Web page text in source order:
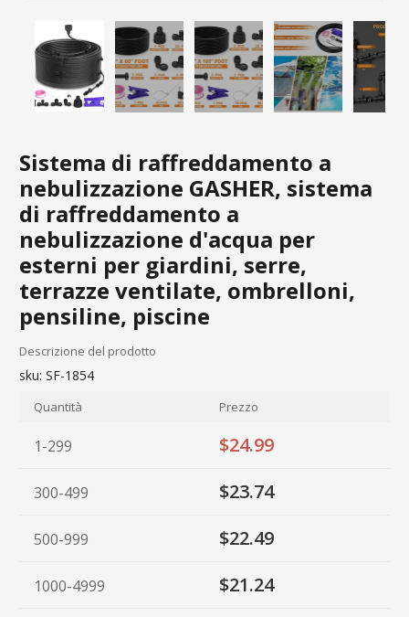
Sistema di raffreddamento a
nebulizzazione GASHER, sistema
di raffreddamento a
nebulizzazione d'acqua per
esterni per giardini, serre,
terrazze ventilate, ombrelloni,
pensiline, piscine
Descrizione del prodotto
sku: SF-1854
Quantità Prezzo
1-299 $24.99
300-499 $23.74
500-999 $22.49
1000-4999 $21.24